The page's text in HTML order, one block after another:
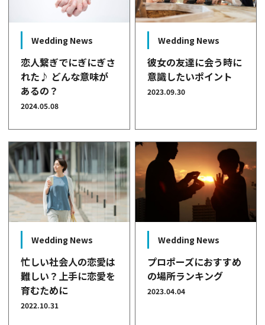
Wedding News
恋人繋ぎでにぎにぎさ
れた♪ どんな意味が
あるの？
2024.05.08
Wedding News
彼女の友達に会う時に
意識したいポイント
2023.09.30
Wedding News
忙しい社会人の恋愛は
難しい？上手に恋愛を
育むために
2022.10.31
Wedding News
プロポーズにおすすめ
の場所ランキング
2023.04.04